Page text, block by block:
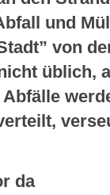
und
von
üblich,
da